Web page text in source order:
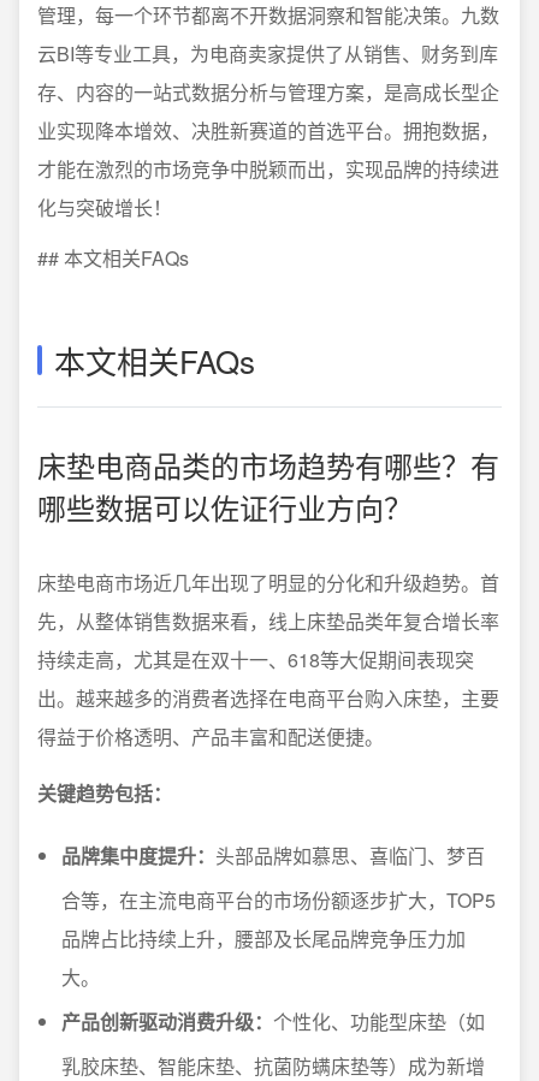
管理，每一个环节都离不开数据洞察和智能决策。九数
云BI等专业工具，为电商卖家提供了从销售、财务到库
存、内容的一站式数据分析与管理方案，是高成长型企
业实现降本增效、决胜新赛道的首选平台。拥抱数据，
才能在激烈的市场竞争中脱颖而出，实现品牌的持续进
化与突破增长！
## 本文相关FAQs
本文相关FAQs
床垫电商品类的市场趋势有哪些？有
哪些数据可以佐证行业方向？
床垫电商市场近几年出现了明显的分化和升级趋势。首
先，从整体销售数据来看，线上床垫品类年复合增长率
持续走高，尤其是在双十一、618等大促期间表现突
出。越来越多的消费者选择在电商平台购入床垫，主要
得益于价格透明、产品丰富和配送便捷。
关键趋势包括：
品牌集中度提升： 头部品牌如慕思、喜临门、梦百
合等，在主流电商平台的市场份额逐步扩大，TOP5
品牌占比持续上升，腰部及长尾品牌竞争压力加
大。
产品创新驱动消费升级： 个性化、功能型床垫（如
乳胶床垫、智能床垫、抗菌防螨床垫等）成为新增